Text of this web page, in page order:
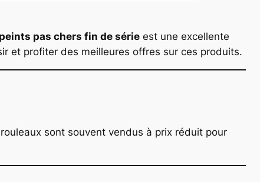
pas chers fin de série est une excellente
et profiter des meilleures offres sur ces produits.
sont souvent vendus à prix réduit pour